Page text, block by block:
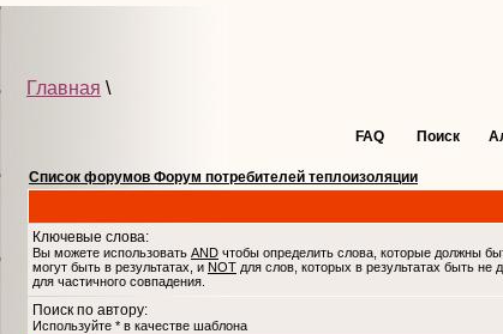
Главная \
FAQ Поиск
Список форумов Форум потребителей теплоизоляции
Ключевые слова:
Вы можете использовать AND чтобы определить слова, которые должны
могут быть в результатах, и NOT для слов, которых в результатах быть
для частичного совпадения.
Поиск по автору:
Используйте * в качестве шаблона